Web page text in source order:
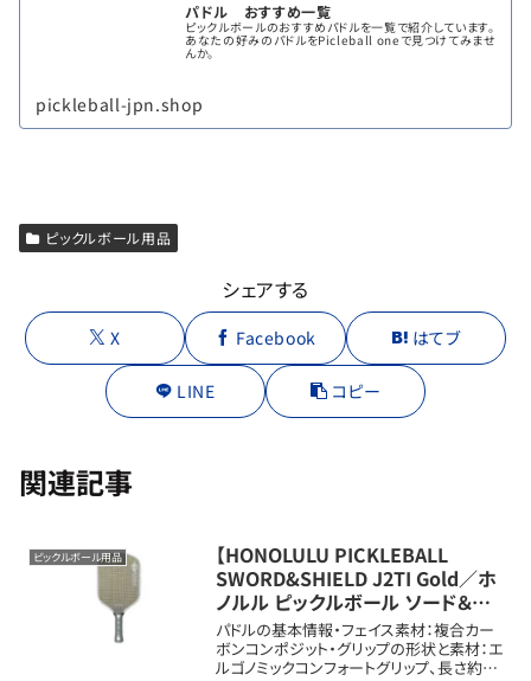
パドル おすすめ一覧
ピックルボールのおすすめパドルを一覧で紹介しています。
あなたの好みのパドルをPicleball oneで見つけてみませ
んか。
pickleball-jpn.shop
ピックルボール用品
シェアする
X Facebook はてブ
LINE コピー
関連記事
ピックルボール用品
【HONOLULU PICKLEBALL
SWORD&SHIELD J2TI Gold／ホ
ノルル ピックルボール ソード＆シ
ールド J2TI ゴールド】特徴と口コ
ミ評判まとめ
パドルの基本情報・フェイス素材：複合カー
ボンコンポジット・グリップの形状と素材：エ
ルゴノミックコンフォートグリップ、長さ約5.0